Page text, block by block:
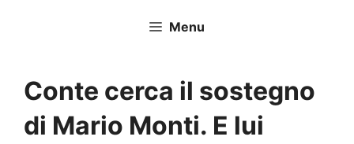
Menu
Conte cerca il sostegno
di Mario Monti. E lui